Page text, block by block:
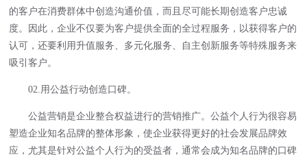
的客户在消费群体中创造沟通价值，而且尽可能长期创造客户忠诚
度。因此，企业不仅要为客户提供全面的全过程服务，以获得客户的
认可，还要利用升值服务、多元化服务、自主创新服务等特殊服务来
吸引客户。
02.用公益行动创造口碑。
公益营销是企业整合权益进行的营销推广。公益个人行为很容易
塑造企业知名品牌的整体形象，使企业获得更好的社会发展品牌效
应，尤其是针对公益个人行为的受益者，通常会成为知名品牌的口碑